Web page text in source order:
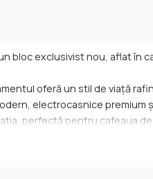
exclusivist nou, aflat în
oferă un stil de viață
electrocasnice premium
perfectă pentru cafeaua
spațios se deschide